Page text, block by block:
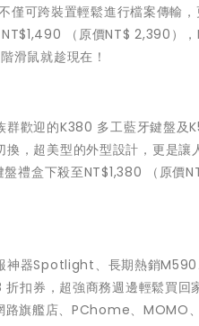
僅可跨裝置輕鬆進行檔案傳輸
（原價NT$ 2,390）
滑鼠就趁現在！
群歡迎的K380 多工藍牙鍵盤及
換，超美型的外型設計，更是
禮盒下殺至NT$1,380 （原價
神器Spotlight、長期熱銷
扣券，超強商務週邊輕鬆買回
路旗艦店、PChome、